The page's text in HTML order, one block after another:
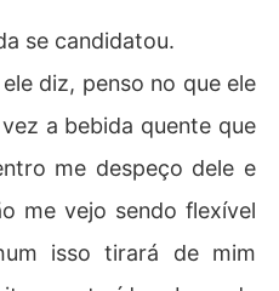
se candidatou.
diz, penso no que ele
a bebida quente que
me despeço dele e
me vejo sendo flexível
isso tirará de mim